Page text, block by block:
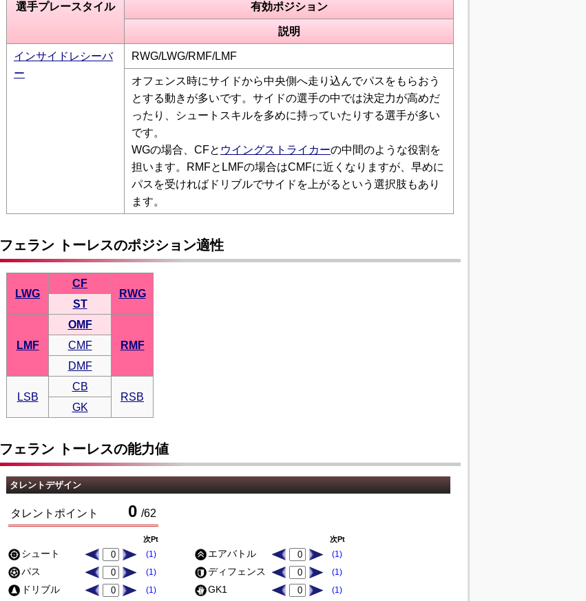
選手プレースタイル 有効ポジション
説明
インサイドレシーバ
ー
RWG/LWG/RMF/LMF
オフェンス時にサイドから中央側へ走り込んでパスをもらおう
とする動きが多いです。サイドの選手の中では決定力が高めだ
ったり、シュートスキルを多めに持っていたりする選手が多い
です。
WGの場合、CFと ウイングストライカーの中間のような役割を
担います。RMFとLMFの場合はCMFに近くなりますが、早めに
パスを受ければドリブルでサイドを上がるという選択肢もあり
ます。
フェラン トーレスのポジション適性
LWG
CF
RWG
ST
LMF
OMF
RMF
CMF
DMF
LSB
CB
RSB
GK
フェラン トーレスの能力値
タレントデザイン
タレントポイント 0 /62
次Pt
シュート (1)
パス (1)
ドリブル (1)
次Pt
エアバトル (1)
ディフェンス (1)
GK1 (1)